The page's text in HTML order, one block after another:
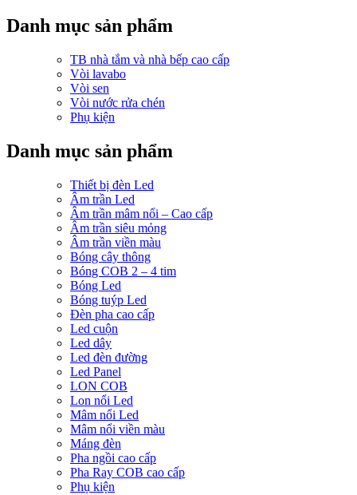
Danh mục sản phẩm
TB nhà tắm và nhà bếp cao cấp
Vòi lavabo
Vòi sen
Vòi nước rửa chén
Phụ kiện
Danh mục sản phẩm
Thiết bị đèn Led
Âm trần Led
Âm trần mâm nổi – Cao cấp
Âm trần siêu mỏng
Âm trần viền màu
Bóng cây thông
Bóng COB 2 – 4 tim
Bóng Led
Bóng tuýp Led
Đèn pha cao cấp
Led cuộn
Led dây
Led đèn đường
Led Panel
LON COB
Lon nổi Led
Mâm nổi Led
Mâm nổi viền màu
Máng đèn
Pha ngồi cao cấp
Pha Ray COB cao cấp
Phụ kiện